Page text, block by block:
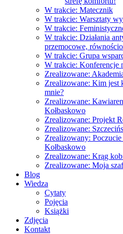
W trakcie: Matecznik
W trakcie: Warsztaty
W trakcie:
W trakcie: Działania
przemocowe,
W trakcie: Grupa
W trakcie: Konferencje
Zrealizowane:
Zrealizowane: Kim jest
mnie?
Zrealizowane:
Kołbaskowo
Zrealizowane: Projekt
Zrealizowane:
Zrealizowany:
Kołbaskowo
Zrealizowane: Krąg
Zrealizowane: Moja
Blog
Wiedza
Cytaty
Pojęcia
Książki
Zdjęcia
Kontakt